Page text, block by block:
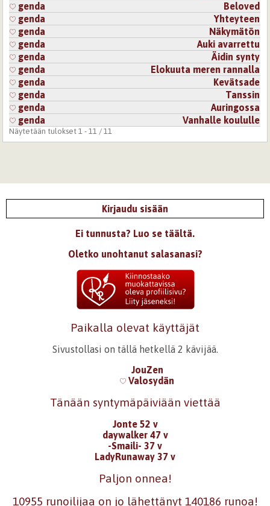
genda
Beloved
genda
Yhteyteen
genda
Näkymätön
genda
Auki avarrettu
genda
Äidin synty
genda
Elokuuta meren rannalla
genda
Kevätsade
genda
Tanssin
genda
Auringossa
genda
Vanhalle koululle
Näytetään tulokset 1 - 11 / 11
Kirjaudu sisään
Ei tunnusta? Luo se täältä.
Oletko unohtanut salasanasi?
Paikalla olevat käyttäjät
Sivustollasi on tällä hetkellä 2 kävijää.
JouZen
Valosydän
Tänään syntymäpäiviään viettää
Jonte 52 v
daywalker 47 v
-Smaili- 37 v
LadyRunaway 37 v
Paljon onnea!
10955 runoilijaa on jo lähettänyt 140186 runoa!